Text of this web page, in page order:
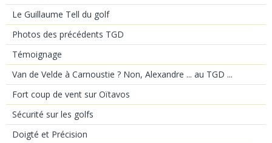
Le Guillaume Tell du golf
Photos des précédents TGD
Témoignage
Van de Velde à Carnoustie ? Non, Alexandre ... au TGD ...
Fort coup de vent sur Oïtavos
Sécurité sur les golfs
Doigté et Précision